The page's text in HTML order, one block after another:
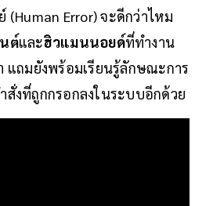
Error) จะดีกว่าไหม
ต์และฮิวแมนนอยด์ที่ทำงาน
แถมยังพร้อมเรียนรู้ลักษณะการ
สั่งที่ถูกกรอกลงในระบบอีกด้วย